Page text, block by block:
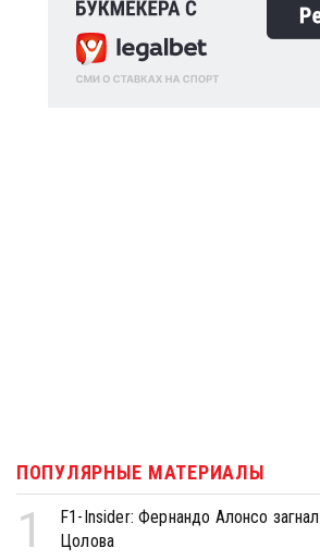
ПОПУЛЯРНЫЕ МАТЕРИАЛЫ
1
F1-Insider: Фернандо Алонсо
Цолова